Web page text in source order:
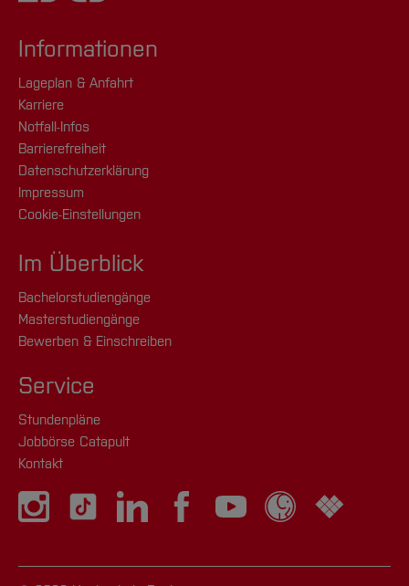
Informationen
Lageplan & Anfahrt
Karriere
Notfall-Infos
Barrierefreiheit
Datenschutzerklärung
Impressum
Cookie-Einstellungen
Im Überblick
Bachelorstudiengänge
Masterstudiengänge
Bewerben & Einschreiben
Service
Stundenpläne
Jobbörse Catapult
Kontakt